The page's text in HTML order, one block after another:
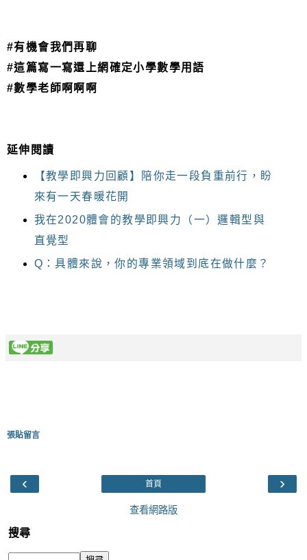
#有機會我們再聊
#這篇寫一寫還上網確定小學數學用語
#數學老師啊啊啊
延伸閱讀
【教學即興力回顧】陪你走一段負重前行，盼
來有一天春暖花開
我在2020體會的教學即興力（一）邏輯型與
直覺型
Q：具體來說，你的專業領域到底在做什麼？
張貼留言
‹ ›
首頁
查看網路版
搜尋